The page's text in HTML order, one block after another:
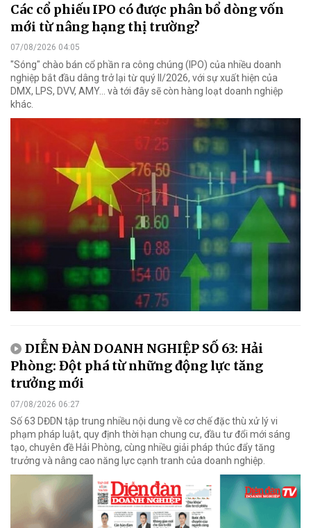
Các cổ phiếu IPO có được phân bổ dòng vốn
mới từ nâng hạng thị trường?
07/08/2026 04:05
"Sóng" chào bán cổ phần ra công chúng (IPO) của nhiều doanh
nghiệp bắt đầu dâng trở lại từ quý II/2026, với sự xuất hiện của
DMX, LPS, DVV, AMY... và tới đây sẽ còn hàng loạt doanh nghiệp
khác.
DIỄN ĐÀN DOANH NGHIỆP SỐ 63: Hải
Phòng: Đột phá từ những động lực tăng
trưởng mới
07/08/2026 06:27
Số 63 DĐDN tập trung nhiều nội dung về cơ chế đặc thù xử lý vi
phạm pháp luật, quy định thời hạn chung cư, đầu tư đổi mới sáng
tạo, chuyên đề Hải Phòng, cùng nhiều giải pháp thúc đẩy tăng
trưởng và nâng cao năng lực cạnh tranh của doanh nghiệp.